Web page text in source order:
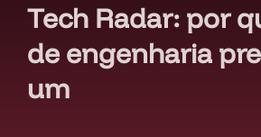
Tech Radar: por
de engenharia
um